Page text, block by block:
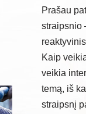
Prašau
straipsnio
Kaip
veikia
temą, iš
straipsnį